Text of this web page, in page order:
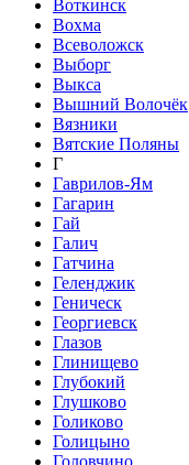
Воткинск
Вохма
Всеволожск
Выборг
Выкса
Вышний Волочёк
Вязники
Вятские Поляны
Г
Гаврилов-Ям
Гагарин
Гай
Галич
Гатчина
Геленджик
Геническ
Георгиевск
Глазов
Глинищево
Глубокий
Глушково
Голиково
Голицыно
Головчино